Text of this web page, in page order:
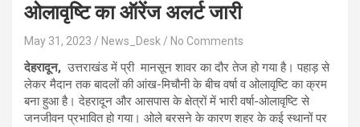
ओलावृष्टि का ऑरेंज अलर्ट जारी
May 31, 2023 News_Desk No Comments
देहरादून, उत्तराखंड में प्री मानसून शावर का दौर तेज हो गया है। पहाड़ से
लेकर मैदान तक बादलों की आंख-मिचौनी के बीच वर्षा व ओलावृष्टि का क्रम
बना हुआ है। देहरादून और आसपास के क्षेत्रों में भारी वर्षा-ओलावृष्टि से
जनजीवन प्रभावित हो गया। ओले बरसने के कारण शहर के कई स्थानों पर